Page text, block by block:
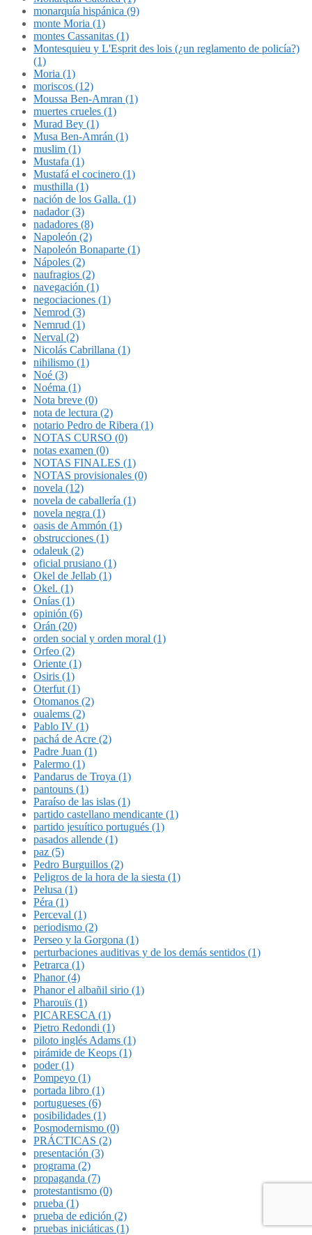
monarquía hispánica (9)
monte Moria (1)
montes Cassanitas (1)
Montesquieu y L'Esprit des lois (¿un reglamento de policía?)
(1)
Moria (1)
moriscos (12)
Moussa Ben-Amran (1)
muertes crueles (1)
Murad Bey (1)
Musa Ben-Amrán (1)
muslim (1)
Mustafa (1)
Mustafá el cocinero (1)
musthilla (1)
nación de los Galla. (1)
nadador (3)
nadadores (8)
Napoleón (2)
Napoleón Bonaparte (1)
Nápoles (2)
naufragios (2)
navegación (1)
negociaciones (1)
Nemrod (3)
Nemrud (1)
Nerval (2)
Nicolás Cabrillana (1)
nihilismo (1)
Noé (3)
Noéma (1)
Nota breve (0)
nota de lectura (2)
notario Pedro de Ribera (1)
NOTAS CURSO (0)
notas examen (0)
NOTAS FINALES (1)
NOTAS provisionales (0)
novela (12)
novela de caballería (1)
novela negra (1)
oasis de Ammón (1)
obstrucciones (1)
odaleuk (2)
oficial prusiano (1)
Okel de Jellab (1)
Okel. (1)
Onías (1)
opinión (6)
Orán (20)
orden social y orden moral (1)
Orfeo (2)
Oriente (1)
Osiris (1)
Oterfut (1)
Otomanos (2)
oualems (2)
Pablo IV (1)
pachá de Acre (2)
Padre Juan (1)
Palermo (1)
Pandarus de Troya (1)
pantouns (1)
Paraíso de las islas (1)
partido castellano mendicante (1)
partido jesuítico portugués (1)
pasados allende (1)
paz (5)
Pedro Burguillos (2)
Peligros de la hora de la siesta (1)
Pelusa (1)
Péra (1)
Perceval (1)
periodismo (2)
Perseo y la Gorgona (1)
perturbaciones auditivas y de los demás sentidos (1)
Petrarca (1)
Phanor (4)
Phanor el albañil sirio (1)
Pharouïs (1)
PICARESCA (1)
Pietro Redondi (1)
piloto inglés Adams (1)
pirámide de Keops (1)
poder (1)
Pompeyo (1)
portada libro (1)
portugueses (6)
posibilidades (1)
Posmodernismo (0)
PRÁCTICAS (2)
presentación (3)
programa (2)
propaganda (7)
protestantismo (0)
prueba (1)
prueba de edición (2)
pruebas iniciáticas (1)